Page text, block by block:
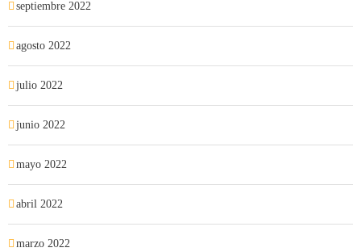
septiembre 2022
agosto 2022
julio 2022
junio 2022
mayo 2022
abril 2022
marzo 2022